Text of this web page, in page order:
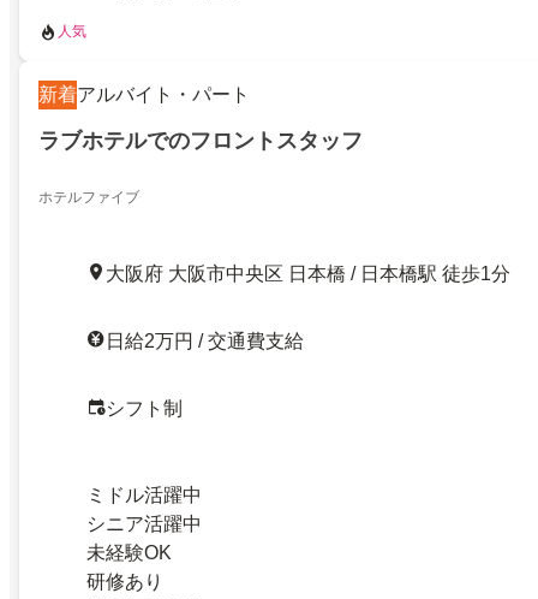
人気
新着アルバイト・パート
ラブホテルでのフロントスタッフ
ホテルファイブ
大阪府 大阪市中央区 日本橋 / 日本橋駅 徒歩1分
日給2万円 / 交通費支給
シフト制
ミドル活躍中
シニア活躍中
未経験OK
研修あり